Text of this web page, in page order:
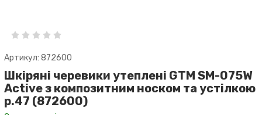
Артикул: 872600
Шкіряні черевики утеплені GTM SM-075W
Active з композитним носком та устілкою
р.47 (872600)